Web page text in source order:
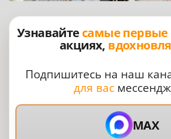
Узнавайте самые первые
акциях,
Подпишитесь на наш
для вас
MAX